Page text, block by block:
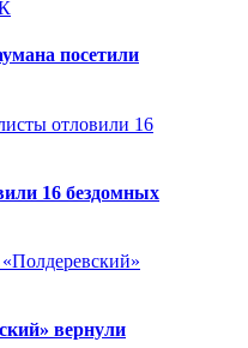
посетили
16 бездомных
вернули